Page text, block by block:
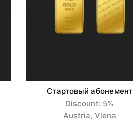
Стартовый абонемент
Discount: 5%
Austria, Viena